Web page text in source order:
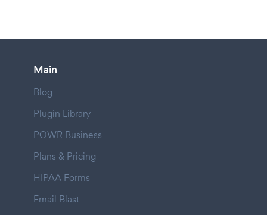
Main
Blog
Plugin Library
POWR Business
Plans & Pricing
HIPAA Forms
Email Blast